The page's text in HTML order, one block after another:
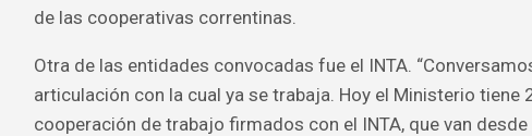
de las cooperativas correntinas.
Otra de las entidades convocadas fue el INTA.
articulación con la cual ya se trabaja. Hoy el Ministerio tiene
cooperación de trabajo firmados con el INTA, que van